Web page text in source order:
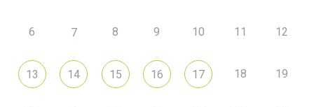
6 7 8 9 10 11 12
13 14 15 16 17 18 19